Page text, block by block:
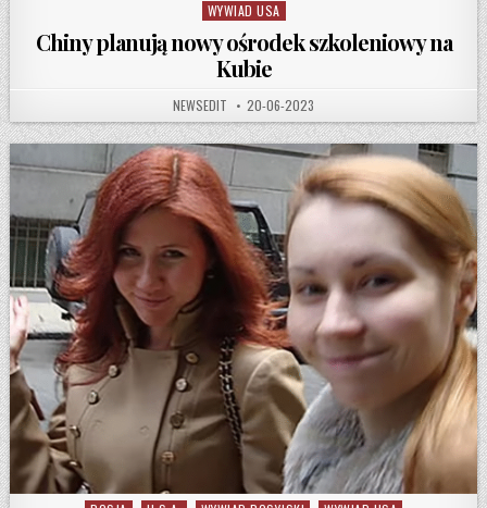
WYWIAD USA
Chiny planują nowy ośrodek szkoleniowy na
Kubie
AUTHOR:
NEWSEDIT PUBLISHED DATE:
20-06-2023